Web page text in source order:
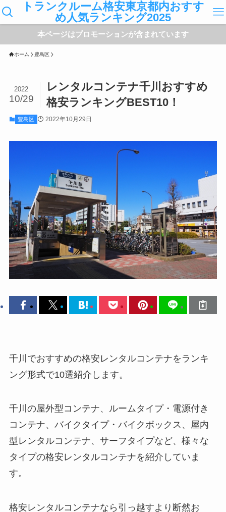
トランクルーム格安東京都内おすす
め人気ランキング2025
本ページはプロモーションが含まれています
ホーム 豊島区
レンタルコンテナ千川おすすめ
格安ランキングBEST10！
2022
10/29
豊島区 2022年10月29日
千川でおすすめの格安レンタルコンテナをランキ
ング形式で10選紹介します。
千川の屋外型コンテナ、ルームタイプ・電源付き
コンテナ、バイクタイプ・バイクボックス、屋内
型レンタルコンテナ、サーフタイプなど、様々な
タイプの格安レンタルコンテナを紹介していま
す。
格安レンタルコンテナなら引っ越すより断然お